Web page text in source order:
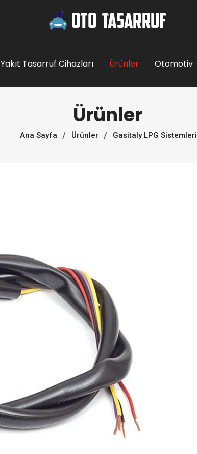
Yakıt Tasarruf Cihazları Ürünler Otomotiv
Ürünler
Ana Sayfa Ürünler Gasitaly LPG Sistemleri